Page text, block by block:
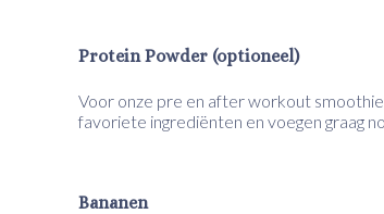
Protein Powder (optioneel)
Voor onze pre en after workout
favoriete ingrediënten en voegen graag
Bananen